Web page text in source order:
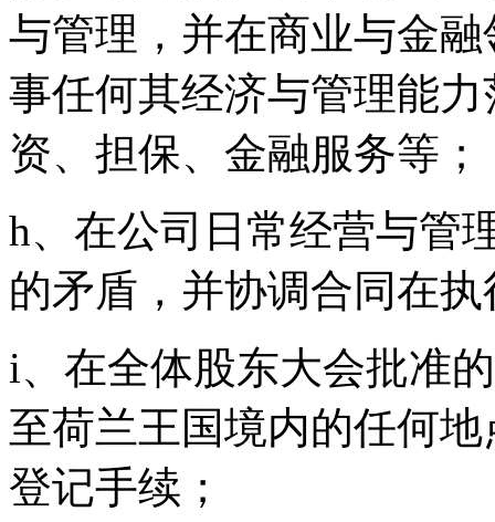
与管理，并在商业与金
事任何其经济与管理能
资、担保、金融服务等；
h、在公司日常经营与管
的矛盾，并协调合同在
i、在全体股东大会批准
至荷兰王国境内的任何
登记手续；